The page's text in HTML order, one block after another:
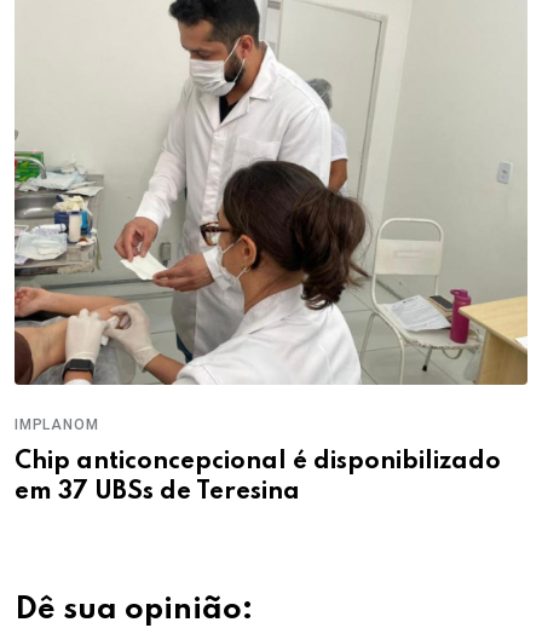
IMPLANOM
Chip anticoncepcional é disponibilizado
em 37 UBSs de Teresina
Dê sua opinião: